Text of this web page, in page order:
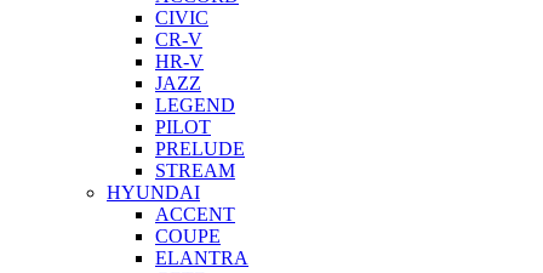
CIVIC
CR-V
HR-V
JAZZ
LEGEND
PILOT
PRELUDE
STREAM
HYUNDAI
ACCENT
COUPE
ELANTRA